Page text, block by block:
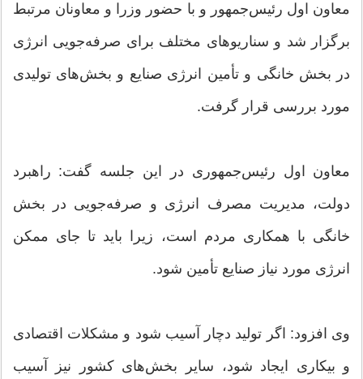
معاون اول رئیس‌جمهور و با حضور وزرا و معاونان مرتبط
برگزار شد و سناریوهای مختلف برای صرفه‌جویی انرژی
در بخش خانگی و تأمین انرژی صنایع و بخش‌های تولیدی
مورد بررسی قرار گرفت.
معاون اول رئیس‌جمهوری در این جلسه گفت: راهبرد
دولت، مدیریت مصرف انرژی و صرفه‌جویی در بخش
خانگی با همکاری مردم است، زیرا باید تا جای ممکن
انرژی مورد نیاز صنایع تأمین شود.
وی افزود: اگر تولید دچار آسیب شود و مشکلات اقتصادی
و بیکاری ایجاد شود، سایر بخش‌های کشور نیز آسیب